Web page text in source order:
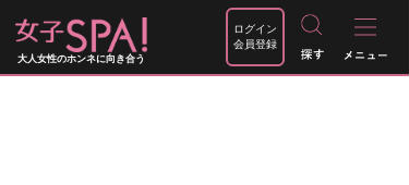
大人女性のホンネに向き合う
ログイン
会員登録